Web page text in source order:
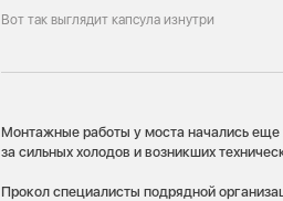
Вот так выглядит капсула изнутри
Монтажные работы у моста начались
за сильных холодов и возникших
Прокол специалисты подрядной